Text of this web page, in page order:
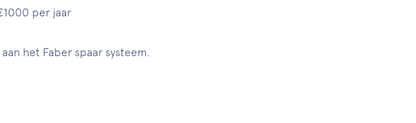
per jaar
het Faber spaar systeem.